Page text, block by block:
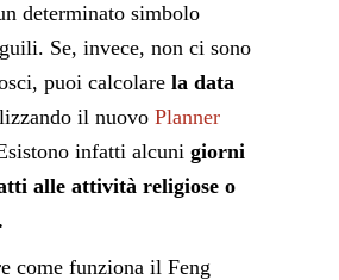
determinato simbolo
Se, invece, non ci sono
puoi calcolare la data
il nuovo Planner
infatti alcuni giorni
alle attività religiose o
come funziona il Feng